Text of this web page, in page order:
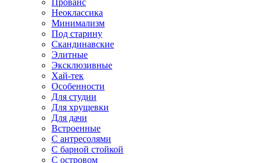
Прованс
Неоклассика
Минимализм
Под старину
Скандинавские
Элитные
Эксклюзивные
Хай-тек
Особенности
Для студии
Для хрущевки
Для дачи
Встроенные
С антресолями
С барной стойкой
С островом